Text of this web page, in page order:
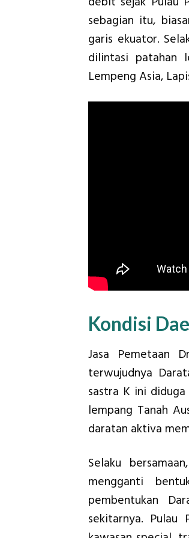
sebagian itu,
garis ekuator.
dilintasi patahan
Lempeng Asia,
Kondisi
Jasa Pemetaan
terwujudnya
sastra K ini
lempang Tanah
daratan aktiva
Selaku
mengganti
pembentukan
sekitarnya. Pulau